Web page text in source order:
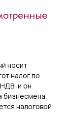
носит
налог по
и он
бизнесмена.
налоговой